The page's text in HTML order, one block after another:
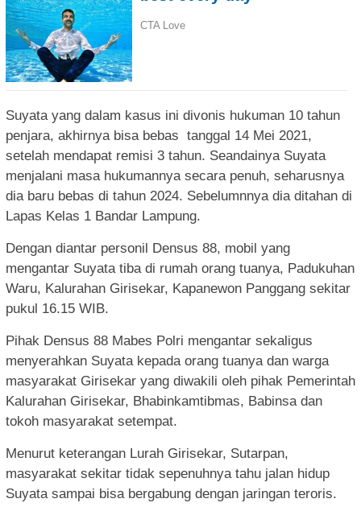
Suyata yang dalam kasus ini divonis hukuman 10 tahun
penjara, akhirnya bisa bebas tanggal 14 Mei 2021,
setelah mendapat remisi 3 tahun. Seandainya Suyata
menjalani masa hukumannya secara penuh, seharusnya
dia baru bebas di tahun 2024. Sebelumnnya dia ditahan di
Lapas Kelas 1 Bandar Lampung.
Dengan diantar personil Densus 88, mobil yang
mengantar Suyata tiba di rumah orang tuanya, Padukuhan
Waru, Kalurahan Girisekar, Kapanewon Panggang sekitar
pukul 16.15 WIB.
Pihak Densus 88 Mabes Polri mengantar sekaligus
menyerahkan Suyata kepada orang tuanya dan warga
masyarakat Girisekar yang diwakili oleh pihak Pemerintah
Kalurahan Girisekar, Bhabinkamtibmas, Babinsa dan
tokoh masyarakat setempat.
Menurut keterangan Lurah Girisekar, Sutarpan,
masyarakat sekitar tidak sepenuhnya tahu jalan hidup
Suyata sampai bisa bergabung dengan jaringan teroris.